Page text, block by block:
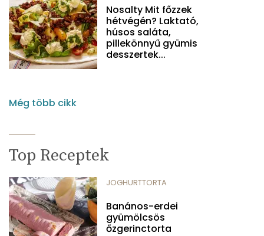
Nosalty Mit főzzek
hétvégén? Laktató,
húsos saláta,
pillekönnyű gyümis
desszertek...
Még több cikk
Top Receptek
JOGHURTTORTA
Banános-erdei
gyümölcsös
őzgerinctorta